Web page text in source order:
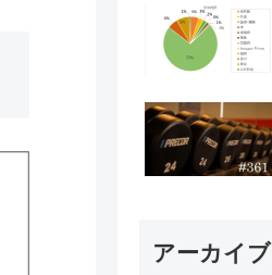
アーカイブ